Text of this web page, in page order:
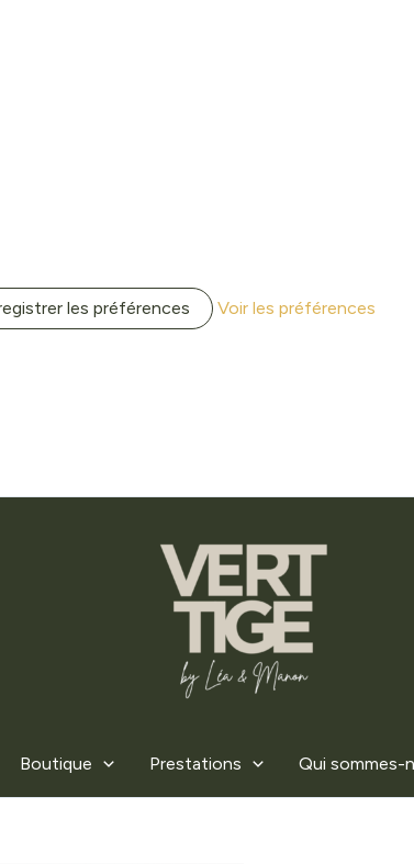
les préférences
Voir les préférences
Boutique Prestations Qui sommes-